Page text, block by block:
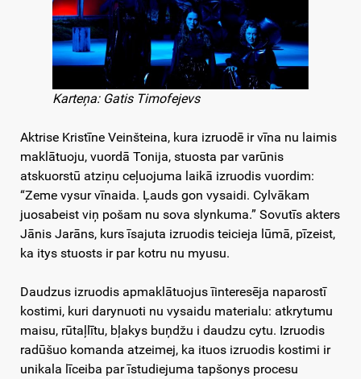
Karteņa: Gatis Timofejevs
Aktrise Kristīne Veinšteina, kura izruodē ir vīna nu laimis
maklātuoju, vuordā Tonija, stuosta par varūnis
atskuorstū atziņu ceļuojuma laikā izruodis vuordim:
“Zeme vysur vīnaida. Ļauds gon vysaidi. Cylvākam
juosabeist viņ pošam nu sova slynkuma.” Sovutīs akters
Jānis Jarāns, kurs īsajuta izruodis teicieja lūmā, pīzeist,
ka itys stuosts ir par kotru nu myusu.
Daudzus izruodis apmaklātuojus īinteresēja naparostī
kostimi, kuri darynuoti nu vysaidu materialu: atkrytumu
maisu, rūtaļlītu, bļakys buņdžu i daudzu cytu. Izruodis
radūšuo komanda atzeimej, ka ituos izruodis kostimi ir
unikala līceiba par īstudiejuma tapšonys procesu